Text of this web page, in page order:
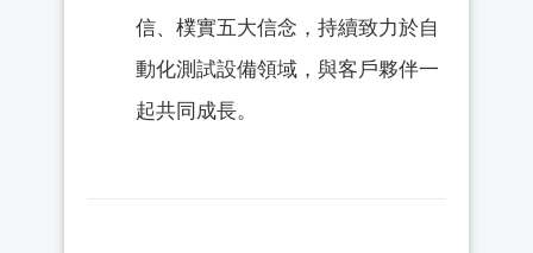
信、樸實五大信念，持續致力於自
動化測試設備領域，與客戶夥伴一
起共同成長。